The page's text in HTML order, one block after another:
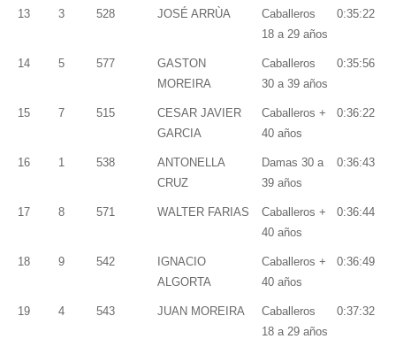
13 3 528 JOSÉ ARRÙA
Caballeros
18 a 29 años
0:35:22
14 5 577
GASTON
MOREIRA
Caballeros
30 a 39 años
0:35:56
15 7 515
CESAR JAVIER
GARCIA
Caballeros +
40 años
0:36:22
16 1 538
ANTONELLA
CRUZ
Damas 30 a
39 años
0:36:43
17 8 571 WALTER FARIAS
Caballeros +
40 años
0:36:44
18 9 542
IGNACIO
ALGORTA
Caballeros +
40 años
0:36:49
19 4 543 JUAN MOREIRA
Caballeros
18 a 29 años
0:37:32